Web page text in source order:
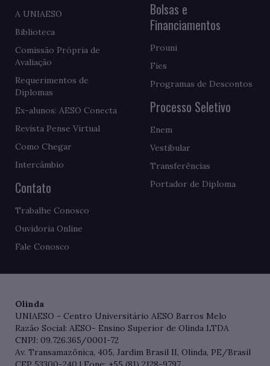
A UNIAESO
Biblioteca
Comissão Própria de
Avaliação
Requerimentos de
Diplomas
Ex-alunos: AESO Conecta
Revista Pense Virtual
Como Chegar
Intercâmbio
Contato
Trabalhe Conosco
Ouvidoria Online
Fale Conosco
Bolsas e
Financiamentos
Prouni
Fies
Programas de Descontos
Processo Seletivo
Enem
Vestibular
Transferências
Portador de Diploma
Olinda
UNIAESO - Centro Universitário AESO Barros Melo
Razão Social: AESO- Ensino Superior de Olinda LTDA
CNPJ: 09.726.365/0001-72
Av. Transamazônica, 405, Jardim Brasil II, Olinda, PE/Brasil